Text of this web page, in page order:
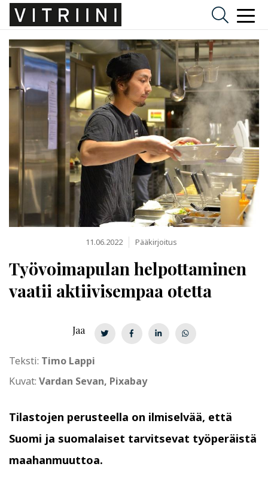
11.06.2022 Pääkirjoitus
Työvoimapulan helpottaminen
vaatii aktiivisempaa otetta
Teksti: Timo Lappi
Kuvat: Vardan Sevan, Pixabay
Tilastojen perusteella on ilmiselvää, että
Suomi ja suomalaiset tarvitsevat työperäistä
maahanmuuttoa.
Jaa